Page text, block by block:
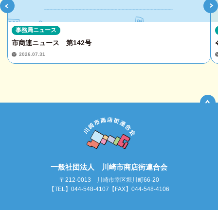
市商連ニュース 第142号
2026.07.31
事務局ニュース
一般社団法人 川崎市商店街連合会
〒212-0013 川崎市幸区堀川町66-20
【TEL】044-548-4107【FAX】044-548-4106